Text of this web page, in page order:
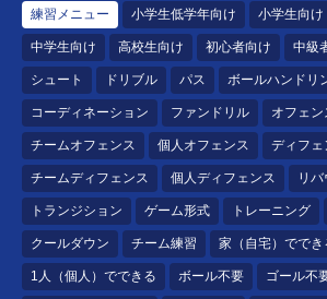
練習メニュー 小学生低学年向け 小学生向け
中学生向け 高校生向け 初心者向け 中級
シュート ドリブル パス ボールハンドリ
コーディネーション ファンドリル オフェン
チームオフェンス 個人オフェンス ディフェ
チームディフェンス 個人ディフェンス リ
トランジション ゲーム形式 トレーニング
クールダウン チーム練習 家（自宅）ででき
1人（個人）でできる ボール不要 ゴール不